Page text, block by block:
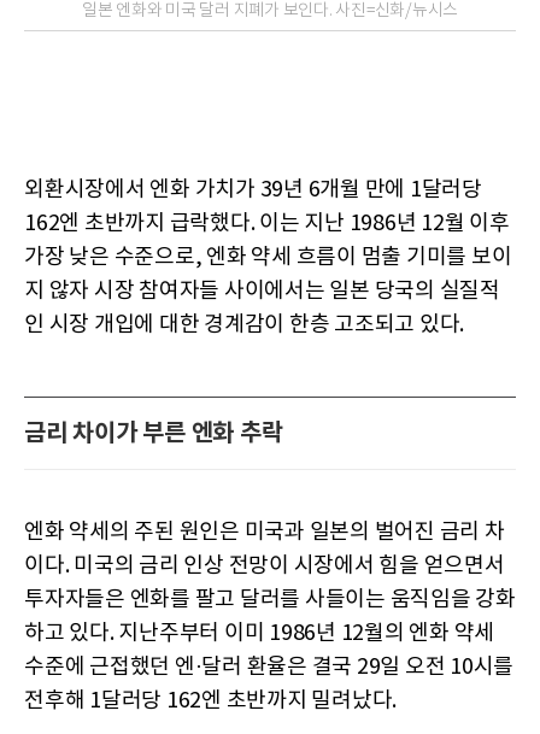
일본 엔화와 미국 달러 지폐가 보인다. 사진=신화/뉴시스
외환시장에서 엔화 가치가 39년 6개월 만에 1달러당
162엔 초반까지 급락했다. 이는 지난 1986년 12월 이후
가장 낮은 수준으로, 엔화 약세 흐름이 멈출 기미를 보이
지 않자 시장 참여자들 사이에서는 일본 당국의 실질적
인 시장 개입에 대한 경계감이 한층 고조되고 있다.
금리 차이가 부른 엔화 추락
엔화 약세의 주된 원인은 미국과 일본의 벌어진 금리 차
이다. 미국의 금리 인상 전망이 시장에서 힘을 얻으면서
투자자들은 엔화를 팔고 달러를 사들이는 움직임을 강화
하고 있다. 지난주부터 이미 1986년 12월의 엔화 약세
수준에 근접했던 엔·달러 환율은 결국 29일 오전 10시를
전후해 1달러당 162엔 초반까지 밀려났다.